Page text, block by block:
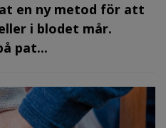
en ny metod för att
i blodet mår.
pat...